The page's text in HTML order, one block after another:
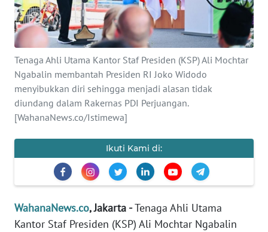
Tenaga Ahli Utama Kantor Staf Presiden (KSP) Ali Mochtar
Ngabalin membantah Presiden RI Joko Widodo
menyibukkan diri sehingga menjadi alasan tidak
diundang dalam Rakernas PDI Perjuangan.
[WahanaNews.co/Istimewa]
Ikuti Kami di:
WahanaNews.co, Jakarta -Tenaga Ahli Utama
Kantor Staf Presiden (KSP) Ali Mochtar Ngabalin
INTERNASIONAL
SERBA-SERBI
PENDIDIKAN
OLAHRAGA
EDITORIAL
Informasi